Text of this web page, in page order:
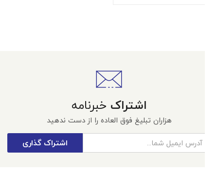
اشتراکخبرنامه
هزاران تبلیغ فوق العاده را از دست ندهید
اشتراک گذاری